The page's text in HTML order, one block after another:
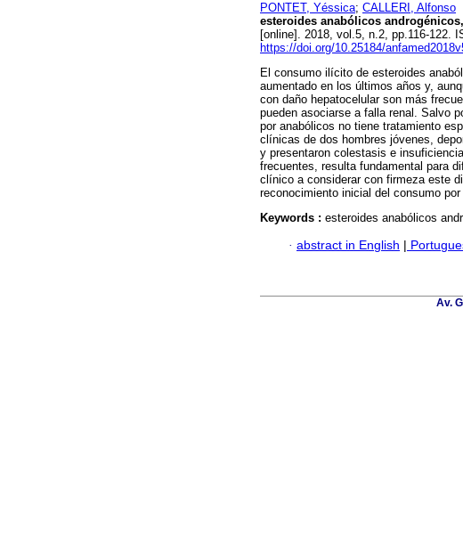
PONTET, Yéssica; CALLERI, Alfonso
esteroides anabólicos
[online]. 2018, vol.5, n.2, pp.116-122.
https://doi.org/10.25184/
El consumo ilícito de esteroides
aumentado en los últimos años y,
con daño hepatocelular son más
pueden asociarse a falla renal. Salvo
por anabólicos no tiene tratamiento
clínicas de dos hombres jóvenes,
y presentaron colestasis e
frecuentes, resulta fundamental para
clínico a considerar con firmeza este
reconocimiento inicial del consumo
Keywords : esteroides anabólicos
· abstract in English |
Av.